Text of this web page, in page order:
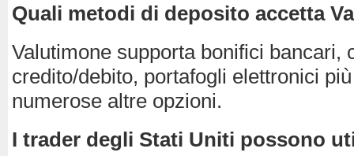
Quali metodi di deposito accetta
Valutimone supporta bonifici bancari,
credito/debito, portafogli elettronici
numerose altre opzioni.
I trader degli Stati Uniti possono